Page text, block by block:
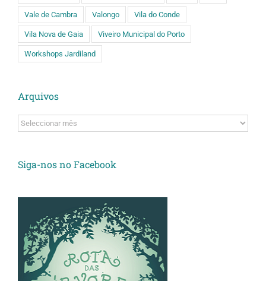
Vale de Cambra Valongo Vila do Conde
Vila Nova de Gaia Viveiro Municipal do Porto
Workshops Jardiland
Arquivos
Arquivos
Siga-nos no Facebook